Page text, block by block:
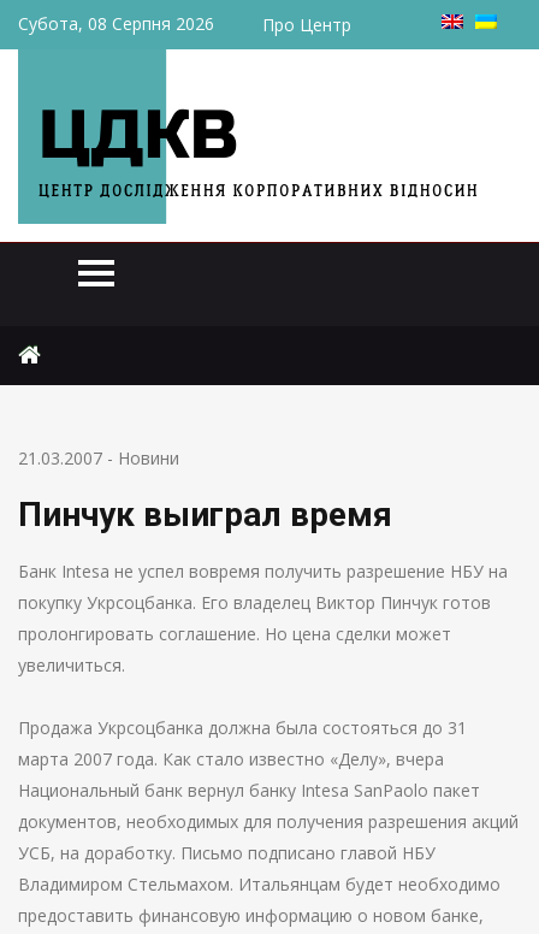
Субота, 08 Серпня 2026 Про Центр
21.03.2007 - Новини
Пинчук выиграл время
Банк Intesa не успел вовремя получить разрешение НБУ на
покупку Укрсоцбанка. Его владелец Виктор Пинчук готов
пролонгировать соглашение. Но цена сделки может
увеличиться.
Продажа Укрсоцбанка должна была состояться до 31
марта 2007 года. Как стало известно «Делу», вчера
Национальный банк вернул банку Intesa SanPaolo пакет
документов, необходимых для получения разрешения акций
УСБ, на доработку. Письмо подписано главой НБУ
Владимиром Стельмахом. Итальянцам будет необходимо
предоставить финансовую информацию о новом банке,